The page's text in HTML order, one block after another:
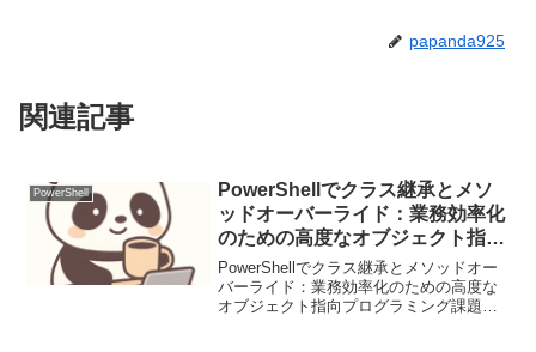
papanda925
関連記事
PowerShell
PowerShellでクラス継承とメソ
ッドオーバーライド：業務効率化
のための高度なオブジェクト指向
プログラミング
PowerShellでクラス継承とメソッドオー
バーライド：業務効率化のための高度な
オブジェクト指向プログラミング課題背